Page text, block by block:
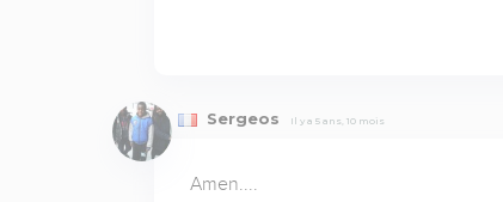
Sergeos Il y a 5 ans, 10 mois
Amen....